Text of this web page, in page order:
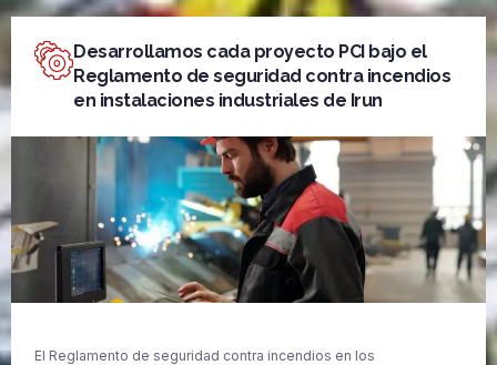
Desarrollamos cada proyecto PCI bajo el
Reglamento de seguridad contra incendios
en instalaciones industriales de Irun
El Reglamento de seguridad contra incendios en los